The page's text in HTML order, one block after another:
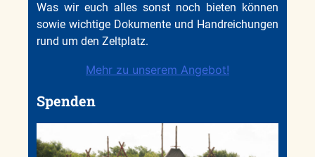
Was wir euch alles sonst noch bieten können
sowie wichtige Dokumente und Handreichungen
rund um den Zeltplatz.
Mehr zu unserem Angebot!
Spenden